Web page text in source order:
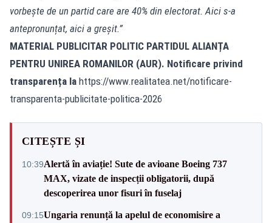
vorbește de un partid care are 40% din electorat. Aici s-a
antepronunțat, aici a greșit.”
MATERIAL PUBLICITAR POLITIC PARTIDUL ALIANȚA
PENTRU UNIREA ROMANILOR (AUR). Notificare privind
transparența la https://www.realitatea.net/notificare-
transparenta-publicitate-politica-2026
CITEȘTE ȘI
10:39Alertă în aviație! Sute de avioane Boeing 737
MAX, vizate de inspecții obligatorii, după
descoperirea unor fisuri în fuselaj
09:15Ungaria renunță la apelul de economisire a